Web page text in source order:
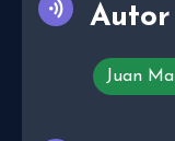
Autor
Juan